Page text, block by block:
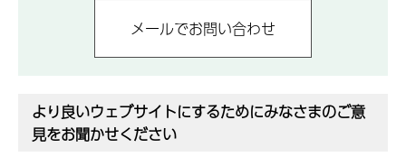
より良いウェブサイトにするためにみなさまのご意
見をお聞かせください